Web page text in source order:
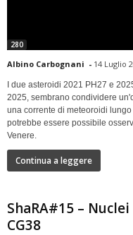
280
Albino Carbognani - 14 Luglio
I due asteroidi 2021 PH27 e
2025, sembrano condividere
una corrente di meteoroidi
potrebbe essere possibile
Venere.
Continua a leggere
ShaRA#15 –
CG38